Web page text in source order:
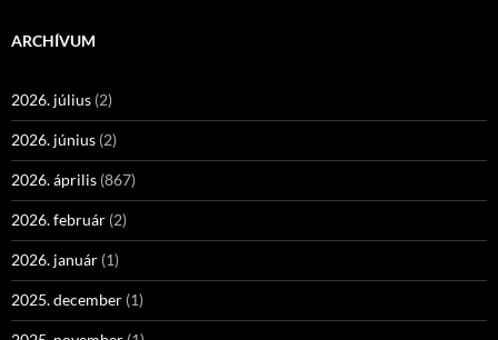
ARCHÍVUM
2026. július (2)
2026. június (2)
2026. április (867)
2026. február (2)
2026. január (1)
2025. december (1)